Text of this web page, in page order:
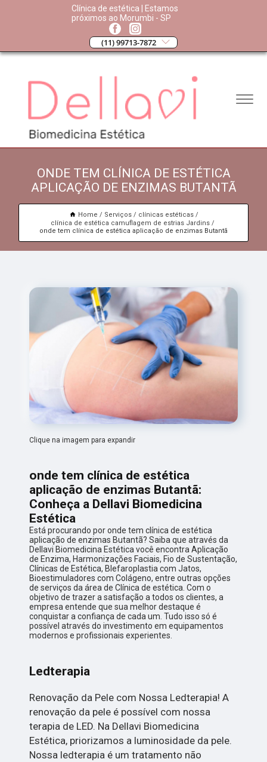
Clínica de estética | Estamos
próximos ao Morumbi - SP
(11) 99713-7872
ONDE TEM CLÍNICA DE ESTÉTICA
APLICAÇÃO DE ENZIMAS BUTANTÃ
Home Serviços
clínicas estéticas
clínica de estética camuflagem de estrias Jardins
onde tem clínica de estética aplicação de enzimas Butantã
Clique na imagem para expandir
onde tem clínica de estética
aplicação de enzimas Butantã:
Conheça a Dellavi Biomedicina
Estética
Está procurando por onde tem clínica de estética
aplicação de enzimas Butantã? Saiba que através da
Dellavi Biomedicina Estética você encontra Aplicação
de Enzima, Harmonizações Faciais, Fio de Sustentação,
Clínicas de Estética, Blefaroplastia com Jatos,
Bioestimuladores com Colágeno, entre outras opções
de serviços da área de Clínica de estética. Com o
objetivo de trazer a satisfação a todos os clientes, a
empresa entende que sua melhor destaque é
conquistar a confiança de cada um. Tudo isso só é
possível através do investimento em equipamentos
modernos e profissionais experientes.
Ledterapia
Renovação da Pele com Nossa Ledterapia! A
renovação da pele é possível com nossa
terapia de LED. Na Dellavi Biomedicina
Estética, priorizamos a luminosidade da pele.
Nossa ledterapia é um tratamento não